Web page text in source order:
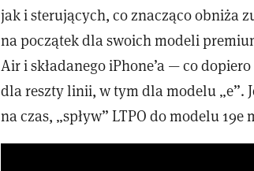
jak i sterujących, co znacząco obniża
na początek dla swoich modeli
Air i składanego iPhone’a — co
dla reszty linii, w tym dla modelu „e”.
na czas, „spływ” LTPO do modelu 19e